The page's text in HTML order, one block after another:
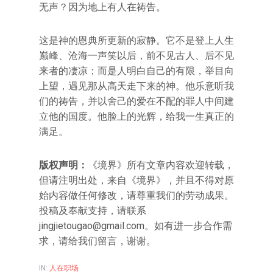
无声？因为地上有人在祷告。
这是神的恩典所更新的寂静。它不是登上人生
巅峰、沧海一声笑以后，前不见古人、后不见
来者的凄凉；而是人明白自己的有限，举目向
上望，遇见那从高天走下来的神。他乐意听我
们的祷告，并以舍己的爱在不配的罪人中间建
立他的国度。他脸上的光辉，给我一生真正的
满足。
版权声明：
《境界》所有文章内容欢迎转载，
但请注明出处，来自《境界》，并且不得对原
始内容做任何修改，请尊重我们的劳动成果。
投稿及奉献支持，请联系
jingjietougao@gmail.com。如有进一步合作需
求，请给我们留言，谢谢。
IN: 人在职场